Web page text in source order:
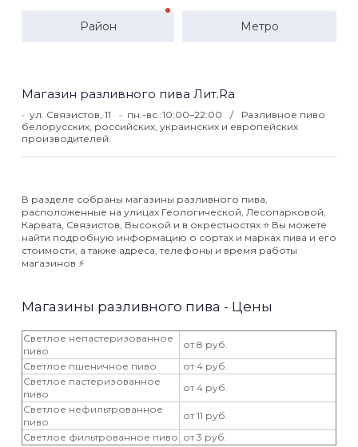
Район Метро
Магазин разливного пива Лит.Ra
ул. Связистов, 11 пн.-вс.:10:00–22:00
Разливное пиво
белорусских, российских, украинских и европейских
производителей.
В разделе собраны магазины разливного пива,
расположенные на улицах Геологической, Лесопарковой,
Карвата, Связистов, Высокой и в окрестностях ⭐️ Вы можете
найти подробную информацию о сортах и марках пива и его
стоимости, а также адреса, телефоны и время работы
магазинов ⚡️
Магазины разливного пива - Цены
Светлое непастеризованное
пиво
от 8 руб.
Светлое пшеничное пиво
от 4 руб.
Светлое пастеризованное
пиво
от 4 руб.
Светлое нефильтрованное
пиво
от 11 руб.
Светлое фильтрованное пиво от 3 руб.